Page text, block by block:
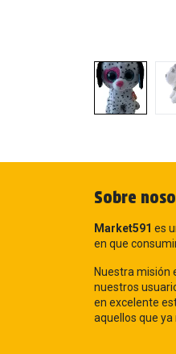
Sobre
Market591 es
en que
Nuestra misión
nuestros
en excelente
aquellos que ya